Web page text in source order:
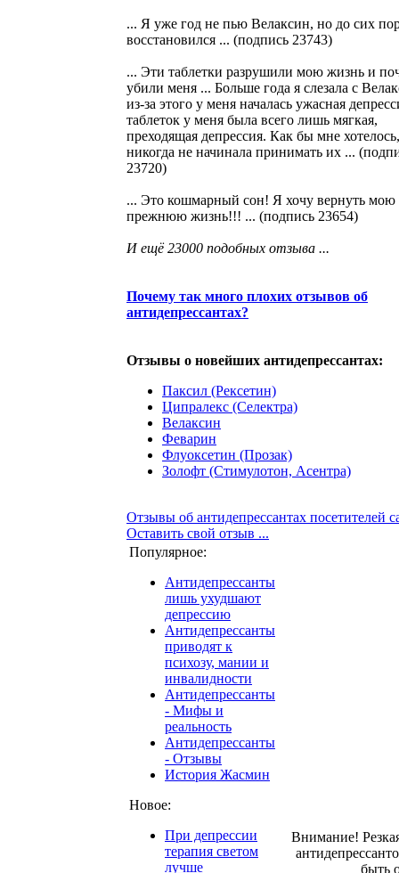
... Я уже год не пью Велаксин, но до сих
восстановился ... (подпись 23743)
... Эти таблетки разрушили мою жизнь и
убили меня ... Больше года я слезала с
из-за этого у меня началась ужасная
таблеток у меня была всего лишь мягкая,
преходящая депрессия. Как бы мне
никогда не начинала принимать их ...
23720)
... Это кошмарный сон! Я хочу вернуть мою
прежнюю жизнь!!! ... (подпись 23654)
И ещё 23000 подобных отзыва ...
Почему так много плохих отзывов об
антидепрессантах?
Отзывы о новейших антидепрессантах:
Паксил (Рексетин)
Ципралекс (Селектра)
Велаксин
Феварин
Флуоксетин (Прозак)
Золофт (Стимулотон, Асентра)
Отзывы об антидепрессантах посетителей
Оставить свой отзыв ...
Популярное:
Антидепрессанты
лишь ухудшают
депрессию
Антидепрессанты
приводят к
психозу, мании и
инвалидности
Антидепрессанты
- Мифы и
реальность
Антидепрессанты
- Отзывы
История Жасмин
Новое:
При депрессии
терапия светом
лучше
Внимание!
быть